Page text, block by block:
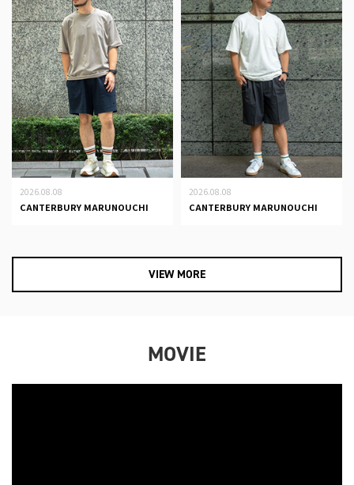
2026.08.08
CANTERBURY MARUNOUCHI
2026.08.08
CANTERBURY MARUNOUCHI
VIEW MORE
MOVIE